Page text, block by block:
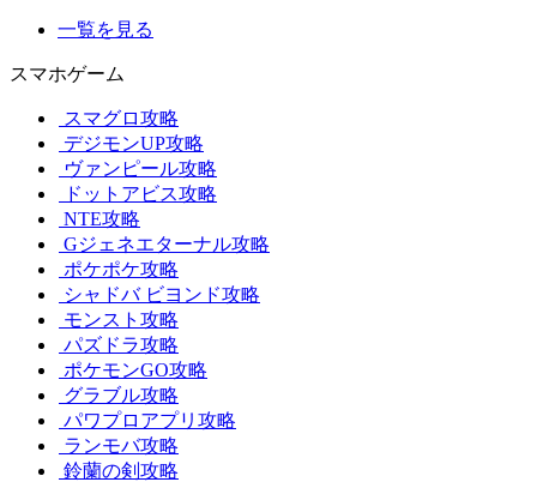
一覧を見る
スマホゲーム
スマグロ攻略
デジモンUP攻略
ヴァンピール攻略
ドットアビス攻略
NTE攻略
Gジェネエターナル攻略
ポケポケ攻略
シャドバ ビヨンド攻略
モンスト攻略
パズドラ攻略
ポケモンGO攻略
グラブル攻略
パワプロアプリ攻略
ランモバ攻略
鈴蘭の剣攻略